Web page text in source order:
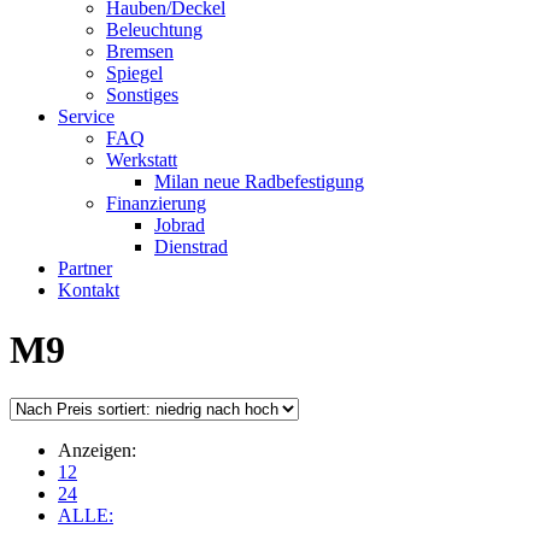
Hauben/Deckel
Beleuchtung
Bremsen
Spiegel
Sonstiges
Service
FAQ
Werkstatt
Milan neue Radbefestigung
Finanzierung
Jobrad
Dienstrad
Partner
Kontakt
M9
Anzeigen:
12
24
ALLE: